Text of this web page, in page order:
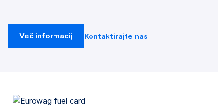
Več informacij Kontaktirajte nas